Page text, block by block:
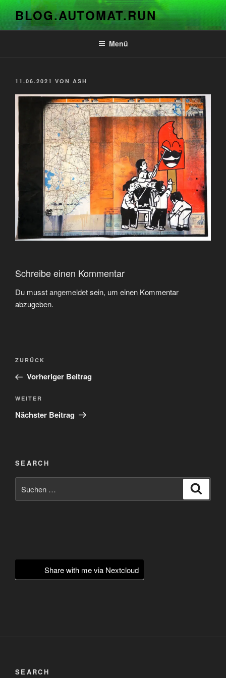
Zum
Inhalt
springen
BLOG.AUTOMAT.RUN
Menü
VERÖFFENTLICHT
11.06.2021 VON ASH
Schreibe einen Kommentar
Du musstangemeldetsein, um einen Kommentar
abzugeben.
Beitragsnavigation
Vorheriger
Beitrag
ZURÜCK
Vorheriger Beitrag
Nächster
Beitrag
WEITER
Nächster Beitrag
SEARCH
nach:
Share with me via Nextcloud
SEARCH